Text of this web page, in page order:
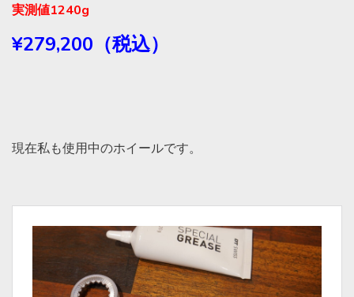
実測値1240g
¥279,200（税込）
現在私も使用中のホイールです。